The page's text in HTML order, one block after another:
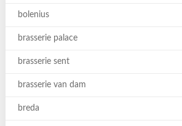
bolenius
brasserie palace
brasserie sent
brasserie van dam
breda